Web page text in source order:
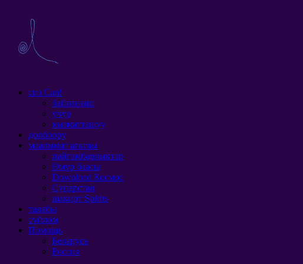
сиз Can!
байланыш
учур
кызматташуу
долбоору
маалымат агымы
пайгамбарлыктар
Өмүр баасы
Download Космос
Суперстан
шакирт Spirits
талабы
сүйлөм
Помощь
Беларусь
Россия